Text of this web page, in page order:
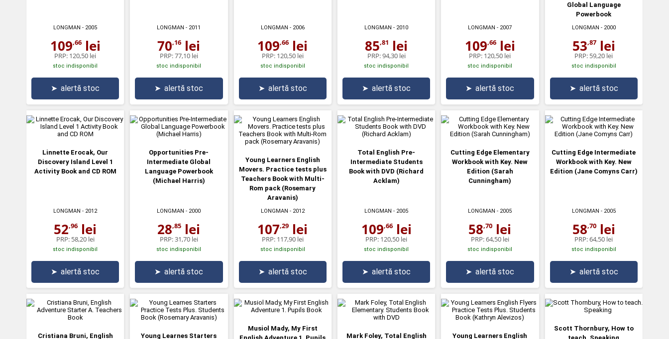
LONGMAN - 2005
109,66lei
PRP: 120,50 lei
stoc indisponibil
➤ alertă stoc
LONGMAN - 2011
70,16 lei
PRP:77,10 lei
stoc indisponibil
➤ alertă stoc
LONGMAN - 2006
109,66 lei
PRP: 120,50 lei
stoc indisponibil
➤ alertă stoc
LONGMAN - 2010
85,81 lei
PRP:94,30 lei
stoc indisponibil
➤ alertă stoc
LONGMAN - 2007
109,66lei
PRP: 120,50 lei
stoc indisponibil
➤ alertă stoc
Global Language
Powerbook
LONGMAN - 2000
53,87lei
PRP: 59,20 lei
stoc indisponibil
➤ alertă stoc
Linnette Erocak, Our
Discovery Island Level 1
Activity Book and CD ROM
LONGMAN - 2012
52,96 lei
PRP: 58,20 lei
stoc indisponibil
➤ alertă stoc
Opportunities Pre-
Intermediate Global
Language Powerbook
(Michael Harris)
LONGMAN - 2000
28,85 lei
PRP:31,70 lei
stoc indisponibil
➤ alertă stoc
Young Learners English
Movers. Practice tests plus
Teachers Book with Multi-
Rom pack (Rosemary
Aravanis)
LONGMAN - 2012
107,29 lei
PRP: 117,90 lei
stoc indisponibil
➤ alertă stoc
Total English Pre-
Intermediate Students
Book with DVD (Richard
Acklam)
LONGMAN - 2005
109,66lei
PRP: 120,50 lei
stoc indisponibil
➤ alertă stoc
Cutting Edge Elementary
Workbook with Key. New
Edition (Sarah
Cunningham)
LONGMAN - 2005
58,70 lei
PRP:64,50 lei
stoc indisponibil
➤ alertă stoc
Cutting Edge Intermediate
Workbook with Key. New
Edition (Jane Comyns Carr)
LONGMAN - 2005
58,70lei
PRP:64,50 lei
stoc indisponibil
➤ alertă stoc
Cristiana Bruni, English
Young Learnes Starters
Musiol Mady, My First
Mark Foley, Total English
Young Learners English
Scott Thornbury, How to